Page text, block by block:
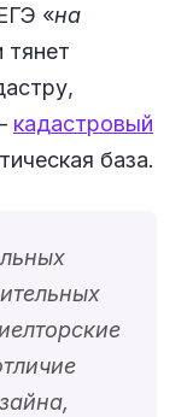
«на
тянет
кадастровый
база.